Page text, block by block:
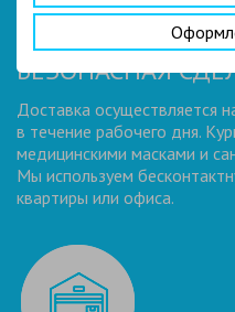
БЕЗОПАСНАЯ
Доставка осуществляется
в течение рабочего дня.
медицинскими масками и
Мы используем
квартиры или офиса.